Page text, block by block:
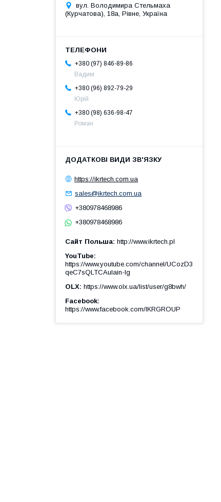
вул. Володимира Стельмаха
(Курчатова), 18а, Рівне, Україна
+380 (97) 846-89-86
Вадим
+380 (96) 892-79-29
Юрій
+380 (98) 636-98-47
Роман
https://ikrtech.com.ua
sales@ikrtech.com.ua
+380978468986
+380978468986
Сайт Польша http://www.ikrtech.pl
YouTube
https://www.youtube.com/channel/UCozD3
qeC7sQLTCAulain-Ig
OLX https://www.olx.ua/list/user/g8bwh/
Facebook
https://www.facebook.com/IKRGROUP